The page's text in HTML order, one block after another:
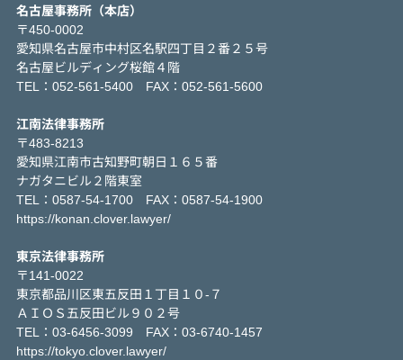
名古屋事務所（本店）
〒450-0002
愛知県名古屋市中村区名駅四丁目２番２５号
名古屋ビルディング桜館４階
TEL：052-561-5400 FAX：052-561-5600
江南法律事務所
〒483-8213
愛知県江南市古知野町朝日１６５番
ナガタニビル２階東室
TEL：0587-54-1700 FAX：0587-54-1900
https://konan.clover.lawyer/
東京法律事務所
〒141-0022
東京都品川区東五反田１丁目１０-７
ＡＩＯＳ五反田ビル９０２号
TEL：03-6456-3099 FAX：03-6740-1457
https://tokyo.clover.lawyer/